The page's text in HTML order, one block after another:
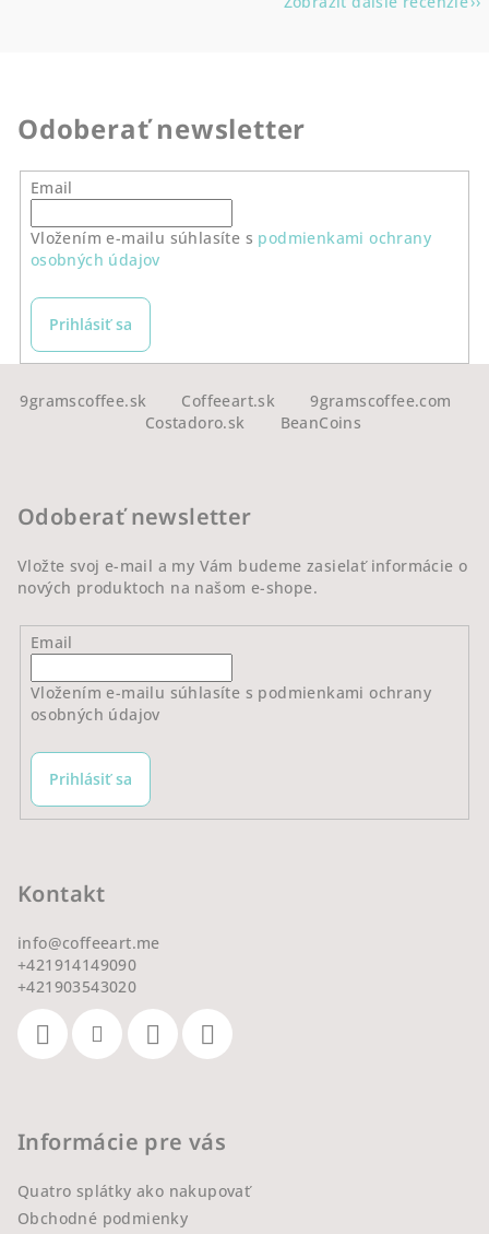
Odoberať newsletter
Email
Vložením e-mailu súhlasíte s podmienkami ochrany
osobných údajov
Prihlásiť sa
9gramscoffee.sk Coffeeart.sk
9gramscoffee.com
Costadoro.sk
BeanCoins
Odoberať newsletter
Vložte svoj e-mail a my Vám budeme zasielať informácie o
nových produktoch na našom e-shope.
Email
Vložením e-mailu súhlasíte s podmienkami ochrany
osobných údajov
Prihlásiť sa
Kontakt
info@coffeeart.me
+421914149090
+421903543020
Informácie pre vás
Quatro splátky ako nakupovať
Obchodné podmienky